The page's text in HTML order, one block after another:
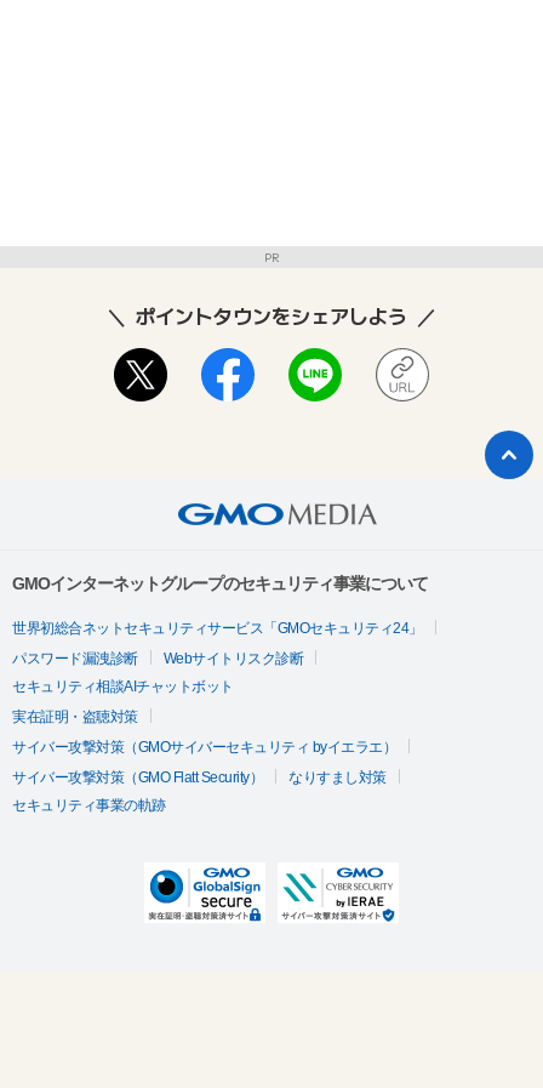
PR
ポイントタウンをシェアしよう
GMOインターネットグループのセキュリティ事業について
世界初総合ネットセキュリティサービス「GMOセキュリティ24」
パスワード漏洩診断
Webサイトリスク診断
セキュリティ相談AIチャットボット
実在証明・盗聴対策
サイバー攻撃対策（GMOサイバーセキュリティ byイエラエ）
サイバー攻撃対策（GMO Flatt Security）
なりすまし対策
セキュリティ事業の軌跡